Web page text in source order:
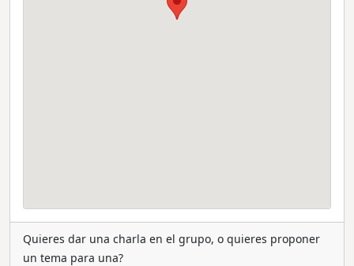
Quieres dar una charla en el grupo, o quieres proponer
un tema para una?